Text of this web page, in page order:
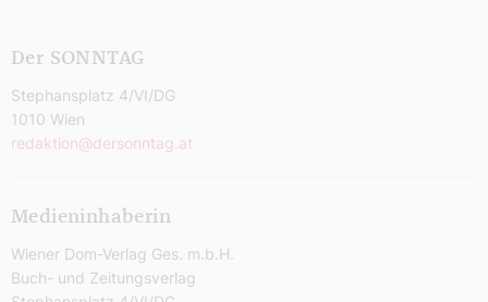
Der SONNTAG
Stephansplatz 4/VI/DG
1010 Wien
redaktion@dersonntag.at
Medieninhaberin
Wiener Dom-Verlag Ges. m.b.H.
Buch- und Zeitungsverlag